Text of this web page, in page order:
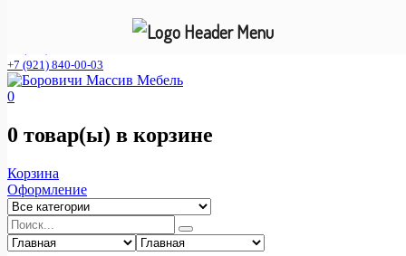
Фирменный интернет- магазин мебельной фабрики "Смена
+7 (921) 840-00-03
0
0 товар(ы) в корзине
Корзина
Оформление